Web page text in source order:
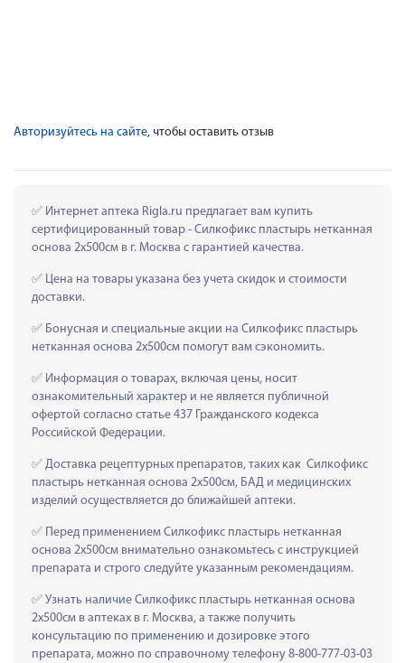
Авторизуйтесь на сайте, чтобы оставить отзыв
Интернет аптека Rigla.ru предлагает вам купить
сертифицированный товар - Силкофикс пластырь нетканная
основа 2x500см в г. Москва с гарантией качества.
Цена на товары указана без учета скидок и стоимости
доставки.
Бонусная и специальные акции на Силкофикс пластырь
нетканная основа 2x500см помогут вам сэкономить.
Информация о товарах, включая цены, носит
ознакомительный характер и не является публичной
офертой согласно статье 437 Гражданского кодекса
Российской Федерации.
Доставка рецептурных препаратов, таких как  Силкофикс
пластырь нетканная основа 2x500см, БАД и медицинских
изделий осуществляется до ближайшей аптеки.
Перед применением Силкофикс пластырь нетканная
основа 2x500см внимательно ознакомьтесь с инструкцией
препарата и строго следуйте указанным рекомендациям.
Узнать наличие Силкофикс пластырь нетканная основа
2x500см в аптеках в г. Москва, а также получить
консультацию по применению и дозировке этого
препарата, можно по справочному телефону 8-800-777-03-03